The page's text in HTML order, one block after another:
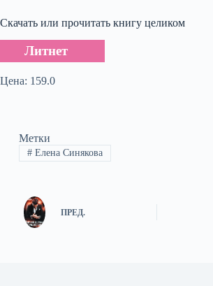
Скачать или прочитать книгу целиком
Литнет
Цена: 159.0
Метки
#Елена Синякова
ПРЕД.